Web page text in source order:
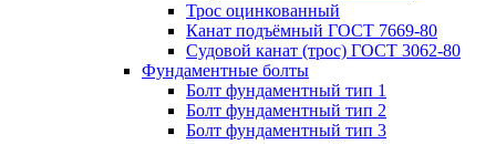
Трос оцинкованный
Канат подъёмный ГОСТ 7669-80
Судовой канат (трос) ГОСТ 3062-80
Фундаментные болты
Болт фундаментный тип 1
Болт фундаментный тип 2
Болт фундаментный тип 3